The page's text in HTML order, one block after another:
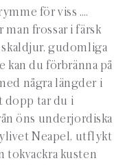
för viss ….
man frossar i färsk
skaldjur, gudomliga
du förbränna på
några längder i
dopp tar du i
öns underjordiska
Neapel, utflykt
tokvackra kusten